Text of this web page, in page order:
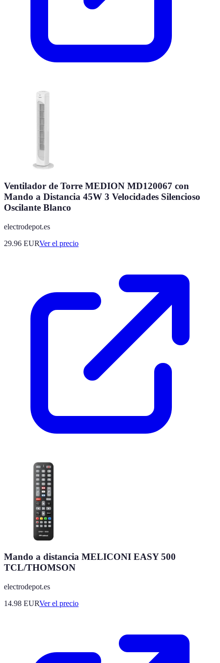
Ventilador de Torre MEDION MD120067 con
Mando a Distancia 45W 3 Velocidades Silencioso
Oscilante Blanco
electrodepot.es
29.96 EURVer el precio
Mando a distancia MELICONI EASY 500
TCL/THOMSON
electrodepot.es
14.98 EURVer el precio